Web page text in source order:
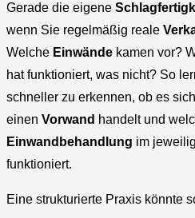
Gerade die eigene
wenn Sie regelmäßig reale
Welche Einwände kamen vor?
hat funktioniert, was nicht? So
schneller zu erkennen, ob es
einen Vorwand handelt und
Einwandbehandlung im
funktioniert.
Eine strukturierte Praxis könnte